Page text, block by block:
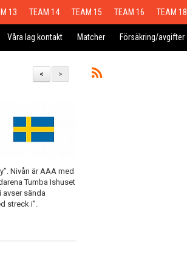
13 TEAM 14 TEAM 15 TEAM 16 TEAM 18
Våra lag kontakt Matcher Försäkring/avgifter
>
<
Nivån är AAA med
Tumba Ishuset
avser sända
streck i”.